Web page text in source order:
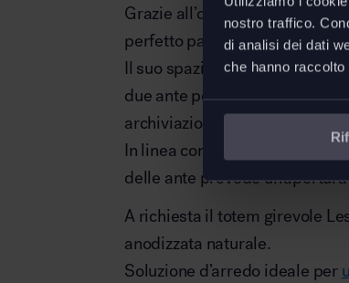
nostro traffico.
di analisi dei dati
che hanno
Grazie all’occultamento della
perfetto parallelepipedo.
Il suo spazio interno è diviso
due ante posizionate su due
archiviazione e recupero.
In linea con la fluidità delle
delle ante prevede
A richiesta il totem girevole
anodizzata naturale.
Soluzione d’arredo ideale per